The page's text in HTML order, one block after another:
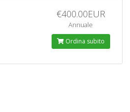
€400.00EUR
Annuale
Ordina subito